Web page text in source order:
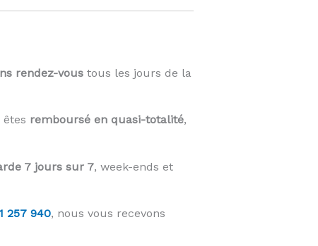
rendez-voustous les jours de la
remboursé en quasi-totalité,
7 jours sur 7, week-ends et
257 940, nous vous recevons